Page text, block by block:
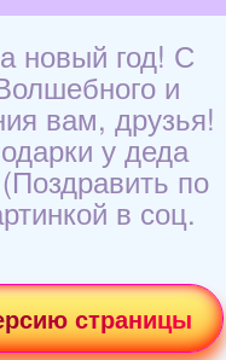
новый год! С
и
вам, друзья!
у деда
по
в соц.
страницы